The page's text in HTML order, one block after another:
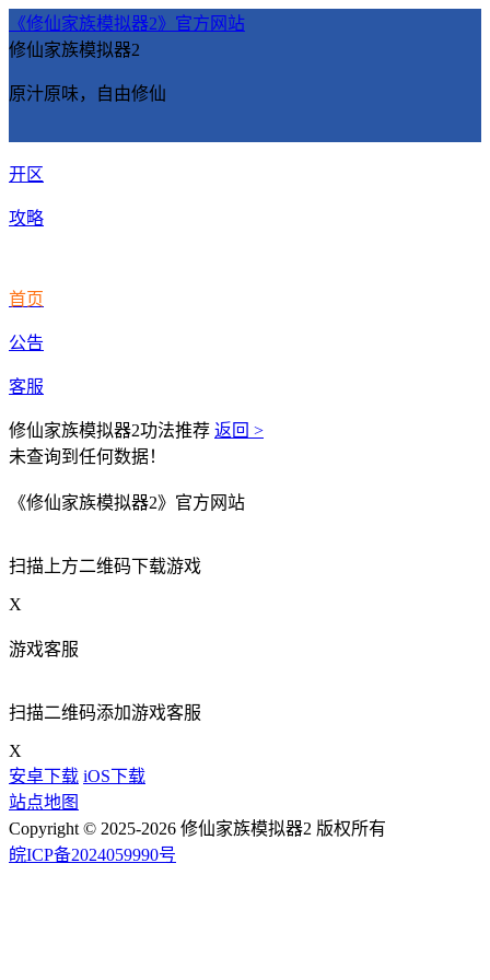
《修仙家族模拟器2》官方网站
修仙家族模拟器2
原汁原味，自由修仙
开区
攻略
首页
公告
客服
修仙家族模拟器2功法推荐 返回 >
未查询到任何数据！
《修仙家族模拟器2》官方网站
扫描上方二维码下载游戏
X
游戏客服
扫描二维码添加游戏客服
X
安卓下载 iOS下载
站点地图
Copyright © 2025-2026 修仙家族模拟器2 版权所有
皖ICP备2024059990号